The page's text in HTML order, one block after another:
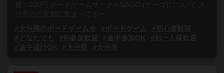
費：200円 ボードゲームサークルNAGO (ナーゴ)について 大
分市の公民館に集まってボー...
#大分県のボードゲーム会
#ボードゲーム
#初心者歓迎
#どなたでも
#初参加歓迎 #途中参加OK
#お一人様歓迎
#途中抜けOK
#大分県 #大分市